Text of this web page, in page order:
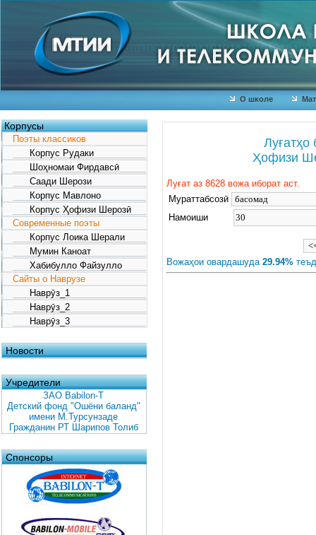
О школе
Корпусы
Поэты классиков
Корпус Рудаки
Шоҳномаи Фирдавсӣ
Саади Шерози
Корпус Мавлоно
Корпус Ҳофизи Шерозӣ
Современные поэты
Корпус Лоика Шерали
Мумин Каноат
Хабибулло Файзулло
Сайты о Наврузе
Наврӯз_1
Наврӯз_2
Наврӯз_3
Новости
Учредители
ЗАО Babilon-T
Детский фонд "Ошёни баланд"
имени М.Турсунзаде
Гражданин РТ Шарипов Толиб
Спонсоры
Луғатҳо
Ҳофизи
Луғат аз 8628 вожа иборат аст.
Мураттабсозӣ
Намоиши
Вожаҳои овардашуда 29.94%